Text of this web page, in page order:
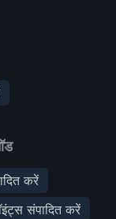
करें
संपादित करें